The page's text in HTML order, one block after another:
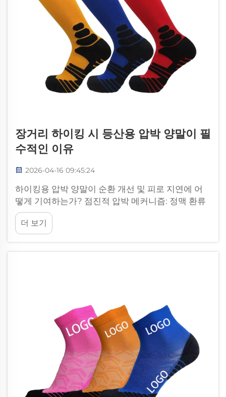
장거리 하이킹 시 등산용 압박 양말이 필
수적인 이유
2026-04-16 09:45:24
하이킹용 압박 양말이 순환 개선 및 피로 지연에 어
떻게 기여하는가? 점진적 압박 메커니즘: 정맥 환류
증진 및 근육 산소 공급 개선 하이킹용 압박 양말은
일반적으로 15–25 mmHg 수준의 목표 지향적이고
점진적인 압력을 적용한다. 이 압력은 발목에서 가장
더 보기